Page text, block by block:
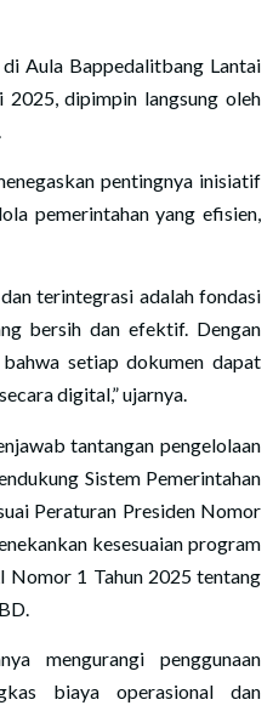
Aula Bappedalitbang Lantai
2025, dipimpin langsung oleh
pentingnya inisiatif
pemerintahan yang efisien,
terintegrasi adalah fondasi
bersih dan efektif. Dengan
setiap dokumen dapat
digital,” ujarnya.
tantangan pengelolaan
Sistem Pemerintahan
Peraturan Presiden Nomor
kesesuaian program
Nomor 1 Tahun 2025 tentang
mengurangi penggunaan
biaya operasional dan